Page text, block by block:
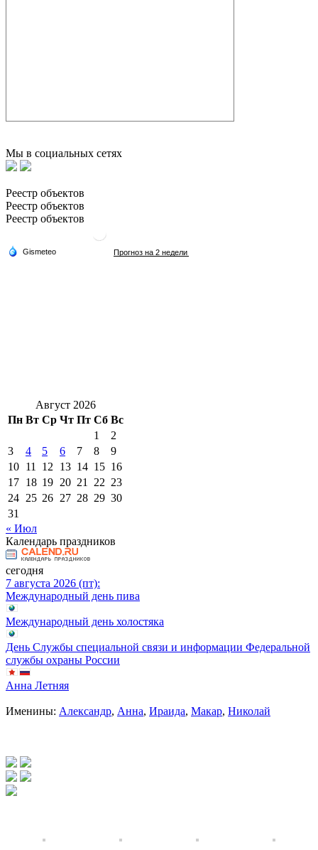
Мы в социальных сетях
Реестр объектов
Реестр объектов
Реестр объектов
Август 2026
Пн Вт Ср Чт Пт Сб Вс
1
2
3
4 5 6 7 8
9
10 11 12 13 14 15 16
17 18 19 20 21 22 23
24 25 26 27 28 29 30
31
« Июл
Календарь праздников
сегодня
7 августа 2026 (пт):
Международный день пива
Международный день холостяка
День Службы специальной связи и информации Федеральной
службы охраны России
Анна Летняя
Именины: Александр, Анна, Ираида, Макар, Николай